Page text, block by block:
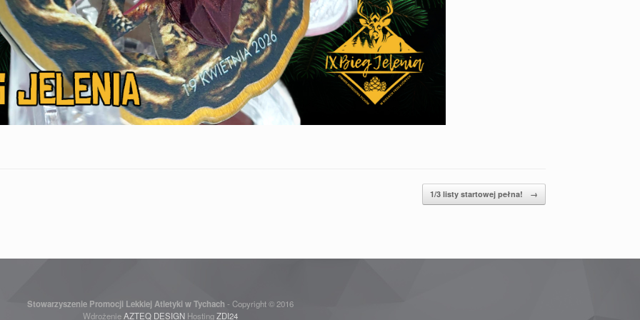
1/3 listy startowej pełna! →
Stowarzyszenie Promocji Lekkiej Atletyki w Tychach - Copyright © 2016
WdrożenieAZTEQ DESIGNHostingZDI24